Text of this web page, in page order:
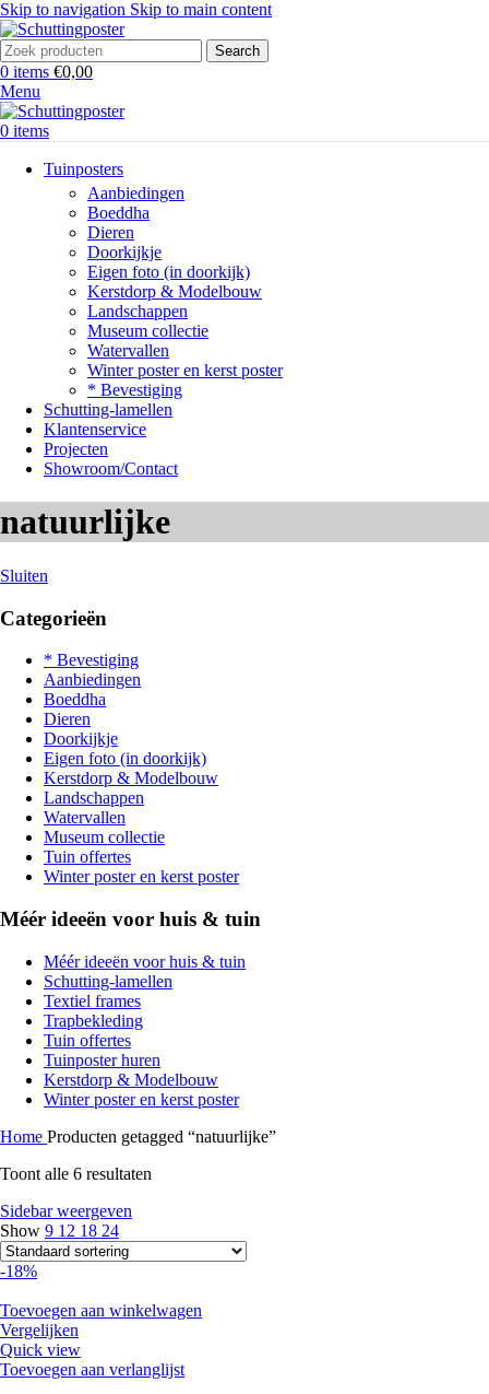
Skip to navigation Skip to main content
Search
0 items €0,00
Menu
0 items
Tuinposters
Aanbiedingen
Boeddha
Dieren
Doorkijkje
Eigen foto (in doorkijk)
Kerstdorp & Modelbouw
Landschappen
Museum collectie
Watervallen
Winter poster en kerst poster
* Bevestiging
Schutting-lamellen
Klantenservice
Projecten
Showroom/Contact
natuurlijke
Sluiten
Categorieën
* Bevestiging
Aanbiedingen
Boeddha
Dieren
Doorkijkje
Eigen foto (in doorkijk)
Kerstdorp & Modelbouw
Landschappen
Watervallen
Museum collectie
Tuin offertes
Winter poster en kerst poster
Méér ideeën voor huis & tuin
Méér ideeën voor huis & tuin
Schutting-lamellen
Textiel frames
Trapbekleding
Tuin offertes
Tuinposter huren
Kerstdorp & Modelbouw
Winter poster en kerst poster
Home Producten getagged “natuurlijke”
Toont alle 6 resultaten
Sidebar weergeven
Show 9 12 18 24
-18%
Toevoegen aan winkelwagen
Vergelijken
Quick view
Toevoegen aan verlanglijst